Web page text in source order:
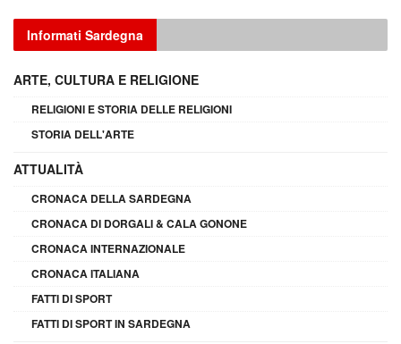
Informati Sardegna
ARTE, CULTURA E RELIGIONE
RELIGIONI E STORIA DELLE RELIGIONI
STORIA DELL'ARTE
ATTUALITÀ
CRONACA DELLA SARDEGNA
CRONACA DI DORGALI & CALA GONONE
CRONACA INTERNAZIONALE
CRONACA ITALIANA
FATTI DI SPORT
FATTI DI SPORT IN SARDEGNA